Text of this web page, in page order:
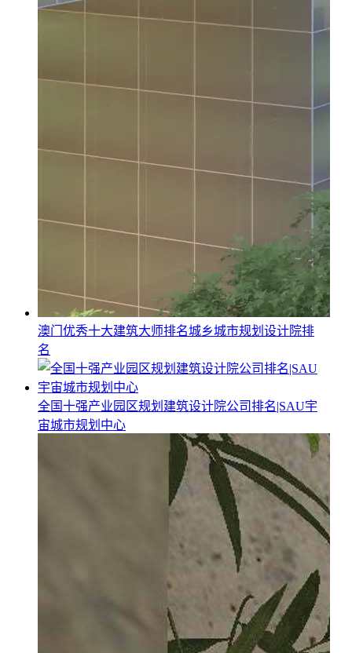
澳门优秀十大建筑大师排名城乡城市规划设计院排
名
全国十强产业园区规划建筑设计院公司排名|SAU宇
宙城市规划中心